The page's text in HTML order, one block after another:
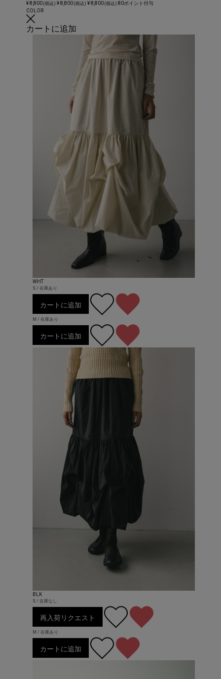
¥ 8,800(税込) ¥ 8,800(税込) ¥ 8,800(税込) 80ポイント付与
COLOR
カートに追加
WHT
S / 在庫あり
カートに追加
M / 在庫あり
カートに追加
BLK
S / 在庫なし
再入荷リクエスト
M / 在庫あり
カートに追加